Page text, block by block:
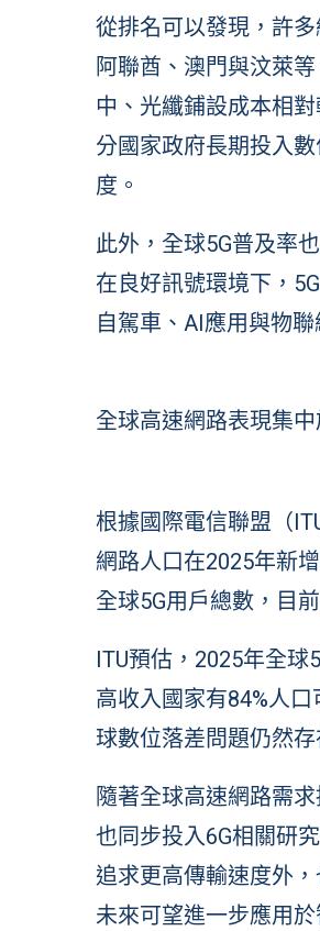
從排名可以發現，許
阿聯酋、澳門與汶萊
中、光纖鋪設成本相
分國家政府長期投入
度。
此外，全球5G普及率
在良好訊號環境下，
自駕車、AI應用與物聯
全球高速網路表現集
根據國際電信聯盟（
網路人口在2025年新
全球5G用戶總數，目
ITU預估，2025年全球
高收入國家有84%人
球數位落差問題仍然存
隨著全球高速網路需
也同步投入6G相關研
追求更高傳輸速度外
未來可望進一步應用